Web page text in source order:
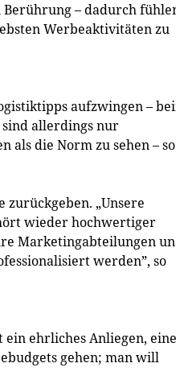
– dadurch
Werbeaktivitäten zu
aufzwingen –
sind allerdings nur
als die Norm zu sehen – so
„Unsere
wieder hochwertiger
Marketingabteilungen
werden”, so
ein ehrliches Anliegen, eine
gehen; man will